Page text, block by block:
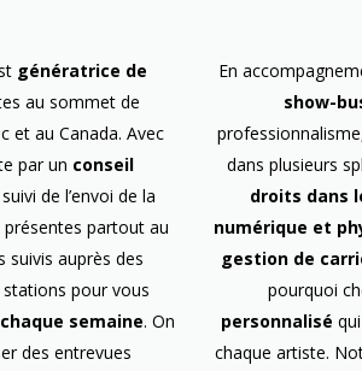
génératrice de
au sommet de
et au Canada. Avec
par un conseil
de l’envoi de la
partout au
suivis auprès des
pour vous
semaine. On
des entrevues
En
show-
dans plusieurs
droits dans
numérique et
gestion de
pourquoi
personnalisé
chaque artiste.